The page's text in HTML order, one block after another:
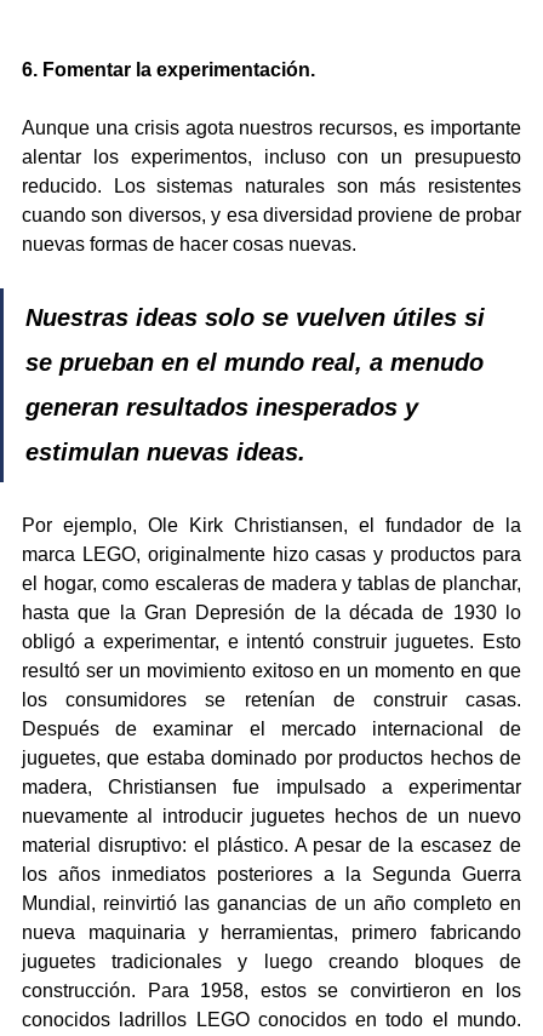
6. Fomentar la experimentación.
Aunque una crisis agota nuestros recursos, es importante
alentar los experimentos, incluso con un presupuesto
reducido. Los sistemas naturales son más resistentes
cuando son diversos, y esa diversidad proviene de probar
nuevas formas de hacer cosas nuevas.
Nuestras ideas solo se vuelven útiles si
se prueban en el mundo real, a menudo
generan resultados inesperados y
estimulan nuevas ideas.
Por ejemplo, Ole Kirk Christiansen, el fundador de la
marca LEGO, originalmente hizo casas y productos para
el hogar, como escaleras de madera y tablas de planchar,
hasta que la Gran Depresión de la década de 1930 lo
obligó a experimentar, e intentó construir juguetes. Esto
resultó ser un movimiento exitoso en un momento en que
los consumidores se retenían de construir casas.
Después de examinar el mercado internacional de
juguetes, que estaba dominado por productos hechos de
madera, Christiansen fue impulsado a experimentar
nuevamente al introducir juguetes hechos de un nuevo
material disruptivo: el plástico. A pesar de la escasez de
los años inmediatos posteriores a la Segunda Guerra
Mundial, reinvirtió las ganancias de un año completo en
nueva maquinaria y herramientas, primero fabricando
juguetes tradicionales y luego creando bloques de
construcción. Para 1958, estos se convirtieron en los
conocidos ladrillos LEGO conocidos en todo el mundo.